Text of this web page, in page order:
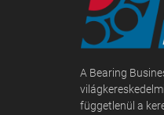
A Bearing
függetlenül a